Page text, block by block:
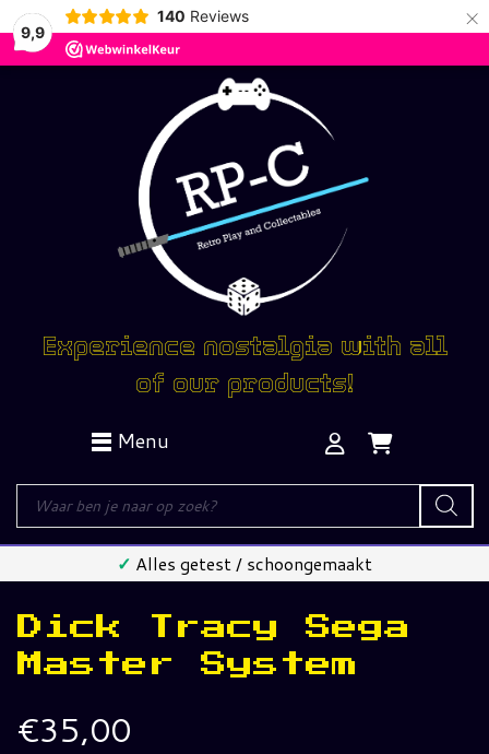
9,9
140 Reviews ×
Experience nostalgia with all
of our products!
Menu
Producten
zoeken
✓ Alles getest / schoongemaakt
Dick Tracy Sega
Master System
€35,00